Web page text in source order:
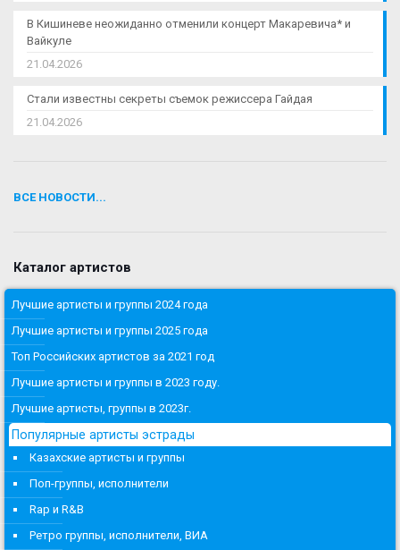
В Кишиневе неожиданно отменили концерт Макаревича* и
Вайкуле
21.04.2026
Стали известны секреты съемок режиссера Гайдая
21.04.2026
ВСЕ НОВОСТИ...
Каталог артистов
Лучшие артисты и группы 2024 года
Лучшие артисты и группы 2025 года
Топ Российских артистов за 2021 год
Лучшие артисты и группы в 2023 году.
Лучшие артисты, группы в 2023г.
Популярные артисты эстрады
Казахские артисты и группы
Поп-группы, исполнители
Rap и R&B
Ретро группы, исполнители, ВИА